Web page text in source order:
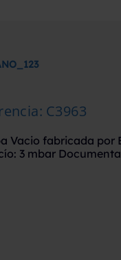
: C3963
Vacio fabricada por
3 mbar